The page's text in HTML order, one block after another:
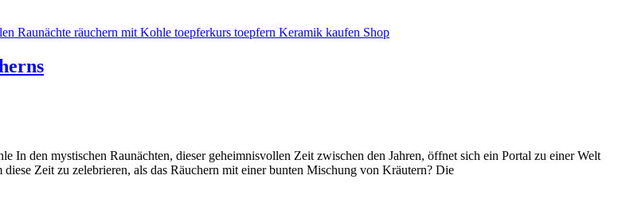
In den mystischen Raunächten, dieser geheimnisvollen Zeit zwischen den Jahren, öffnet sich ein Portal zu einer Welt
Zeit zu zelebrieren, als das Räuchern mit einer bunten Mischung von Kräutern? Die